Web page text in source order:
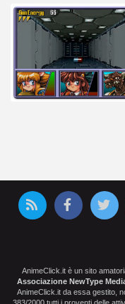
AnimeClick.it è un sito
Associazione NewType
AnimeClick.it da essa gestito,